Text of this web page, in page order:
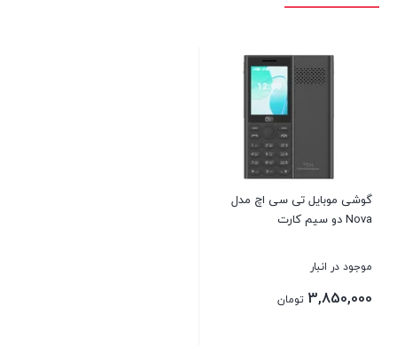
گوشی موبایل تی سی اچ مدل
Nova دو سیم کارت
موجود در انبار
3,850,000 تومان